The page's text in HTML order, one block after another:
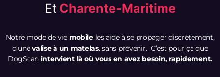
Et Charente-Maritime
Notre mode de vie mobileles aide à se propager discrètement,
d’unevalise à un matelas, sans prévenir. C’est pour ça que
DogScan intervient là où vous en avez besoin, rapidement.